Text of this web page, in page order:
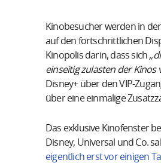
Kinobesucher werden in
auf den fortschrittlichen
Kinopolis darin, dass sich
einseitig zulasten der Kinos
Disney+ über den VIP-
über eine einmalige
Das exklusive Kinofenster
Disney, Universal und Co.
eigentlich erst vor einigen